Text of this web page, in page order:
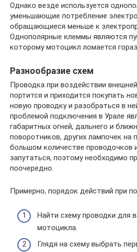
Однако везде используется
уменьшающие потребление
обращающиеся меньше к
Однополярные клеммы являются
которому мотоцикл ломается
Разнообразие схем
Проводка при воздействии
портится и приходится покупать
новую проводку и разобраться в
проблемой подключения в Урале
габаритных огней, дальнего и
поворотников, других лампочек на
большом количестве проводочков
запутаться, поэтому необходимо
поочередно.
Примерно, порядок действий при
Найти схему проводки для
мотоцикла.
Глядя на схему выбрать